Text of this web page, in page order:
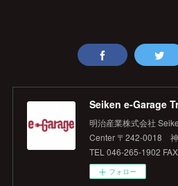
Seiken e‐Garage
明治産業株式会社
Center 〒242-0018
TEL 046-265-1902
フォロー